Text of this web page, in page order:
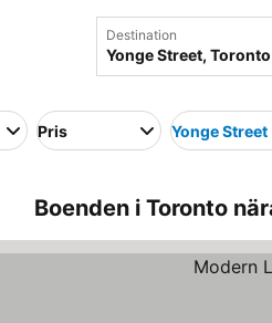
Destination
Pris Yonge Street
Boenden i Toronto